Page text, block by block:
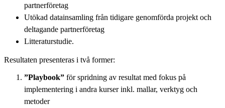
partnerföretag
Utökad datainsamling från tidigare genomförda projekt och
deltagande partnerföretag
Litteraturstudie.
Resultaten presenteras i två former:
”Playbook” för spridning av resultat med fokus på
implementering i andra kurser inkl. mallar, verktyg och
metoder